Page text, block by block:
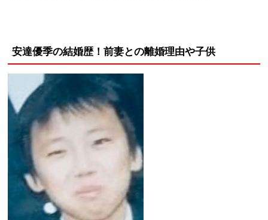
安達優季の結婚歴！前妻との離婚理由や子供